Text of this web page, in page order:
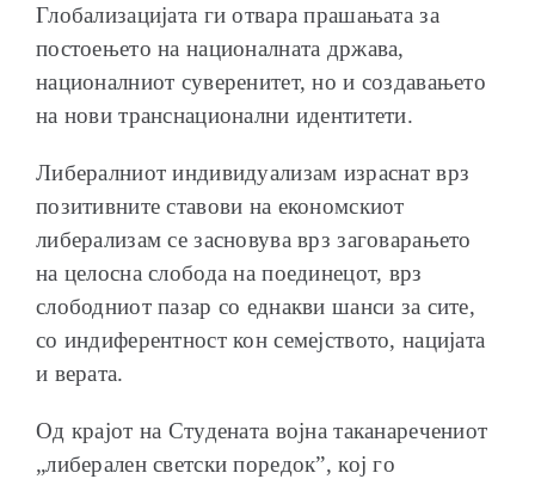
Глобализацијата ги отвара прашањата за
постоењето на националната држава,
националниот суверенитет, но и создавањето
на нови транснационални идентитети.
Либералниот индивидуализам израснат врз
позитивните ставови на економскиот
либерализам се засновува врз заговарањето
на целосна слобода на поединецот, врз
слободниот пазар со еднакви шанси за сите,
со индиферентност кон семејството, нацијата
и верата.
Од крајот на Студената војна таканаречениот
„либерален светски поредок”, кој го